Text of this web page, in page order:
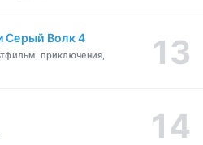
Серый Волк 4
приключения,